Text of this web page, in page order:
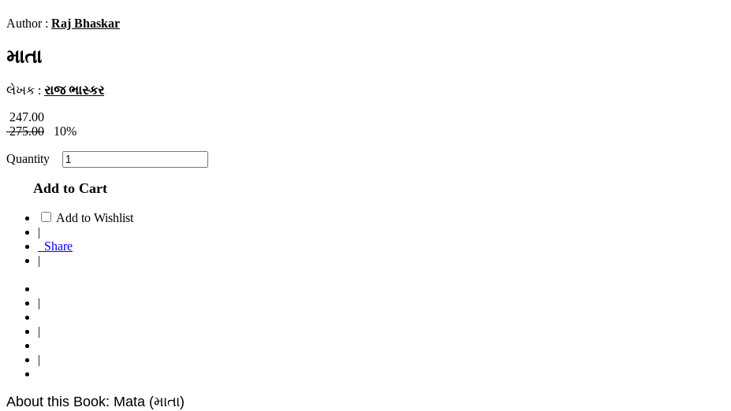
Author : Raj Bhaskar
માતા
લેખક : રાજ ભાસ્કર
247.00
275.00
10%
Quantity
Add to Cart
Add to Wishlist
|
Share
|
|
|
|
About this Book: Mata (માતા)